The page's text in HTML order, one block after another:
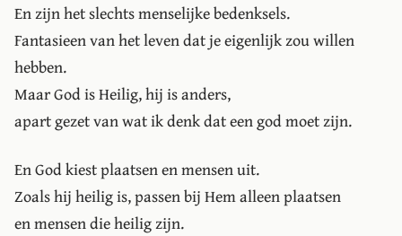
En zijn het slechts menselijke bedenksels.
Fantasieen van het leven dat je eigenlijk zou willen
hebben.
Maar God is Heilig, hij is anders,
apart gezet van wat ik denk dat een god moet zijn.
En God kiest plaatsen en mensen uit.
Zoals hij heilig is, passen bij Hem alleen plaatsen
en mensen die heilig zijn.